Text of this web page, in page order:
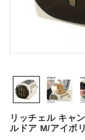
リッチェル キャ
ルドア M/アイボ